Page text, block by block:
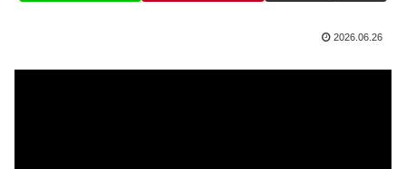
2026.06.26